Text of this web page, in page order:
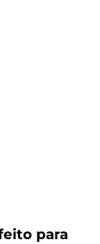
para